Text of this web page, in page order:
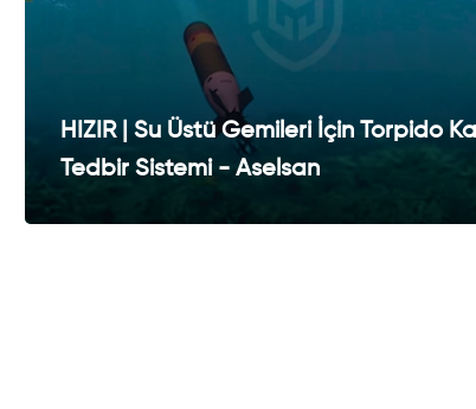
HIZIR | Su Üstü Gemileri İçin Torpido
Tedbir Sistemi - Aselsan